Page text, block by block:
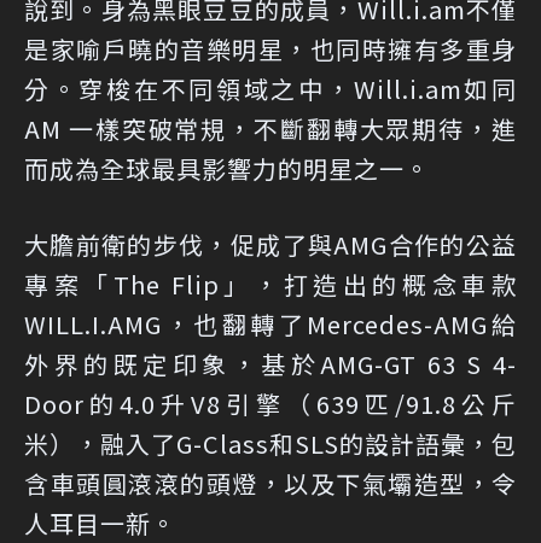
說到。身為黑眼豆豆的成員，Will.i.am不僅
是家喻戶曉的音樂明星，也同時擁有多重身
分。穿梭在不同領域之中，Will.i.am如同
AM 一樣突破常規，不斷翻轉大眾期待，進
而成為全球最具影響力的明星之一。
大膽前衛的步伐，促成了與AMG合作的公益
專案「The Flip」，打造出的概念車款
WILL.I.AMG，也翻轉了Mercedes-AMG給
外界的既定印象，基於AMG-GT 63 S 4-
Door的4.0升V8引擎（639匹/91.8公斤
米），融入了G-Class和SLS的設計語彙，包
含車頭圓滾滾的頭燈，以及下氣壩造型，令
人耳目一新。